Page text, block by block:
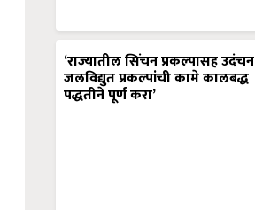
‘राज्यातील सिंचन प्रकल्पासह उदंचन
जलविद्युत प्रकल्पांची कामे कालबद्ध
पद्धतीने पूर्ण करा’